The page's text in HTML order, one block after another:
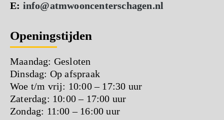
E: info@atmwooncenterschagen.nl
Openingstijden
Maandag: Gesloten
Dinsdag: Op afspraak
Woe t/m vrij: 10:00 – 17:30 uur
Zaterdag: 10:00 – 17:00 uur
Zondag: 11:00 – 16:00 uur